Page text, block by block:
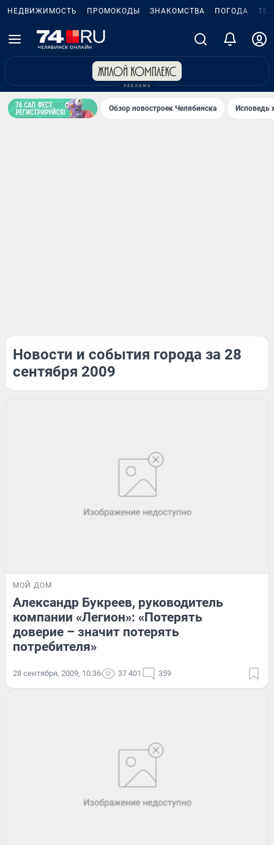
НЕДВИЖИМОСТЬ ПРОМОКОДЫ ЗНАКОМСТВА ПОГОДА
Обзор новостроек Челябинска Исповедь
Новости и события города за 28
сентября 2009
МОЙ ДОМ
Александр Букреев, руководитель
компании «Легион»: «Потерять
доверие – значит потерять
потребителя»
28 сентября, 2009, 10:36 37 401 359